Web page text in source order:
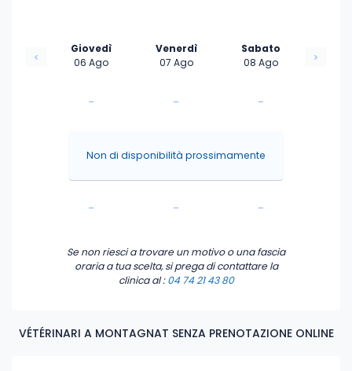
Giovedì
06 Ago
-
-
Venerdì
07 Ago
-
-
Sabato
08 Ago
-
-
Non di disponibilità prossimamente
Se non riesci a trovare un motivo o una fascia
oraria a tua scelta, si prega di contattare la
clinica al :04 74 21 43 80
VÉTÉRINARI A MONTAGNAT SENZA PRENOTAZIONE ONLINE